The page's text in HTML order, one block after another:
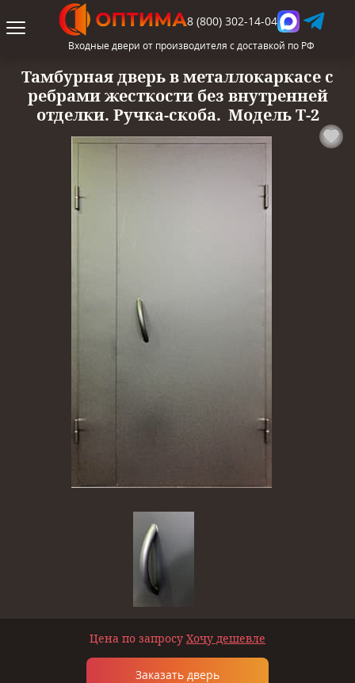
8 (800) 302-14-04
Входные двери от производителя с доставкой по РФ
Тамбурная дверь в металлокаркасе с
ребрами жесткости без внутренней
отделки. Ручка-скоба. Модель Т-2
Цена по запросу Хочу дешевле
Заказать дверь